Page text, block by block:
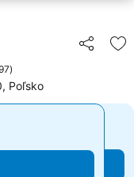
Zdieľať
)
Poľsko